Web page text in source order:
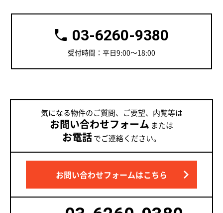
03-6260-9380
受付時間：平日9:00～18:00
気になる物件のご質問、ご要望、内覧等は
お問い合わせフォーム または
お電話でご連絡ください。
お問い合わせフォームはこちら